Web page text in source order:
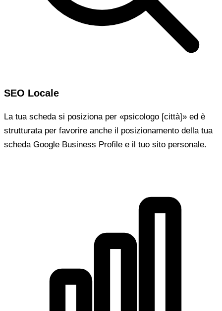
SEO Locale
La tua scheda si posiziona per «psicologo [città]» ed è
strutturata per favorire anche il posizionamento della tua
scheda Google Business Profile e il tuo sito personale.